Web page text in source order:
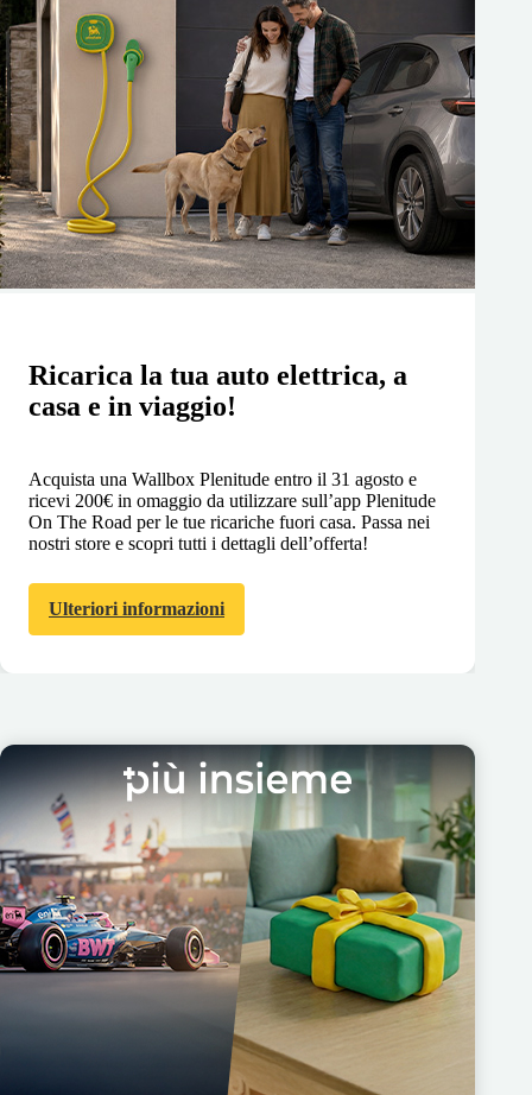
Ricarica la tua auto elettrica, a
casa e in viaggio!
Acquista una Wallbox Plenitude entro il 31 agosto e
ricevi 200€ in omaggio da utilizzare sull’app Plenitude
On The Road per le tue ricariche fuori casa. Passa nei
nostri store e scopri tutti i dettagli dell’offerta!
Ulteriori informazioni